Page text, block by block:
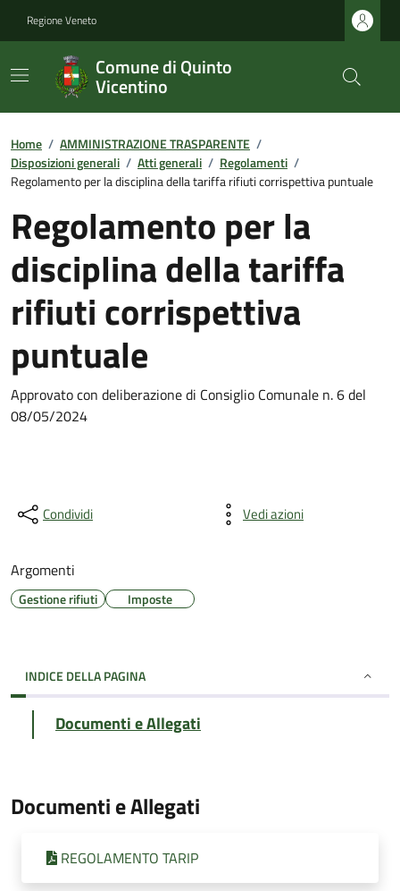
Regione Veneto
Comune di Quinto
Vicentino
Home / AMMINISTRAZIONE TRASPARENTE /
Disposizioni generali / Atti generali / Regolamenti /
Regolamento per la disciplina della tariffa rifiuti corrispettiva puntuale
Regolamento per la
disciplina della tariffa
rifiuti corrispettiva
puntuale
Approvato con deliberazione di Consiglio Comunale n. 6 del
08/05/2024
Condividi Vedi azioni
Argomenti
Gestione rifiuti Imposte
INDICE DELLA PAGINA
Documenti e Allegati
Documenti e Allegati
REGOLAMENTO TARIP